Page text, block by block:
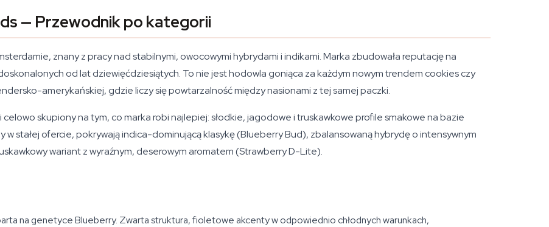
— Przewodnik po kategorii
znany z pracy nad stabilnymi, owocowymi hybrydami i indikami. Marka zbudowała reputację na
od lat dziewięćdziesiątych. To nie jest hodowla goniąca za każdym nowym trendem cookies czy
amerykańskiej, gdzie liczy się powtarzalność między nasionami z tej samej paczki.
skupiony na tym, co marka robi najlepiej: słodkie, jagodowe i truskawkowe profile smakowe na bazie
stałej ofercie, pokrywają indica-dominującą klasykę (Blueberry Bud), zbalansowaną hybrydę o intensywnym
wariant z wyraźnym, deserowym aromatem (Strawberry D-Lite).
na genetyce Blueberry. Zwarta struktura, fioletowe akcenty w odpowiednio chłodnych warunkach,